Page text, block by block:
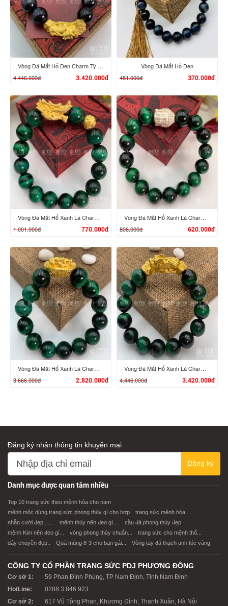
XEM CHI TIẾT XEM CHI TIẾT
XEM CHI TIẾT
Vòng Đá Mắt Hổ Đen Charm Tỳ Hưu Cưỡi Gậy Như Ý Vàng 24K
4.446.000đ
3.420.000đ
XEM CHI TIẾT
Vòng Đá Mắt Hổ Đen
481.000đ
370.000đ
XEM CHI TIẾT
Vòng Đá Mắt Hổ Xanh Lá Charm Đầu Rồng Bi Kim Tiền Bạc Si Vàng
1.001.000đ
770.000đ
XEM CHI TIẾT
Vòng Đá Mắt Hổ Xanh Lá Charm Đầu Phật Bạc Ta
806.000đ
620.000đ
XEM CHI TIẾT
Vòng Đá Mắt Hổ Xanh Lá Charm Tỳ Hưu Cưỡi Đĩnh Vàng 24K
3.666.000đ
2.820.000đ
XEM CHI TIẾT
Vòng Đá Mắt Hổ Xanh Lá Charm Tỳ Hưu Cưỡi Gậy Như Ý Vàng 24K
4.446.000đ
3.420.000đ
Đăng ký nhận thông tin khuyến mại
Đăng ký
Danh mục được quan tâm nhiều
Top 10 trang sức theo mệnh hỏa cho nam
mệnh mộc dùng trang sức phong thủy gì cho hợp
trang sức mệnh hỏa ....
nhẫn cưới đẹp ......
mệnh thủy nên đeo gì....
cầu đá phong thủy đẹp
mệnh Kim nên đeo gì...
vòng phong thủy chuẩn...
trang sức cho mệnh thổ...
dây chuyền đẹp..
Quà mùng 8-3 cho bạn gái... Vòng tay đá thạch anh tóc vàng
CÔNG TY CỔ PHẦN TRANG SỨC PDJ PHƯƠNG ĐÔNG
Cơ sở 1:
59 Phan Đình Phùng, TP Nam Định, Tỉnh Nam Định
HotLine:
0288.3.846 923
Cơ sở 2:
617 Vũ Tông Phan, Khương Đình, Thanh Xuân, Hà Nội